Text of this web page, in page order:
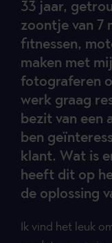
33 jaar,
zoontje van 7
fitnessen,
maken met
fotograferen
werk graag
bezit van een
ben
klant. Wat is
heeft dit op
de oplossing
Ik vind het leuk